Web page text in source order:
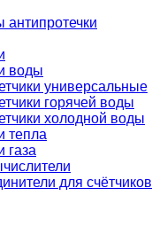
воды
универсальные
горячей воды
холодной воды
тепла
газа
для счётчиков